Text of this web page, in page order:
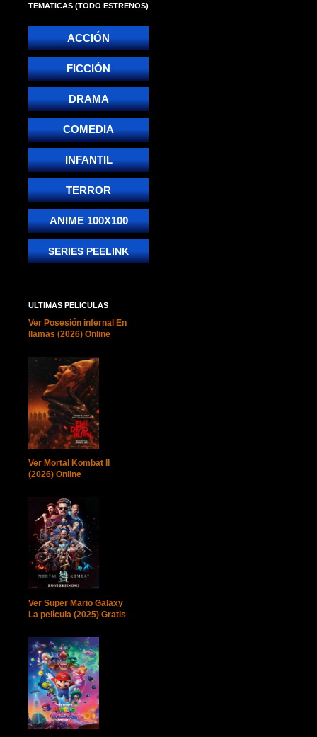
TEMATICAS (TODO ESTRENOS)
ACCIÓN
FICCIÓN
DRAMA
COMEDIA
INFANTIL
TERROR
ANIME 100X100
SERIES PEELINK
ULTIMAS PELICULAS
Ver Posesión infernal En
llamas (2026) Online
Ver Mortal Kombat II
(2026) Online
Ver Super Mario Galaxy
La película (2025) Gratis